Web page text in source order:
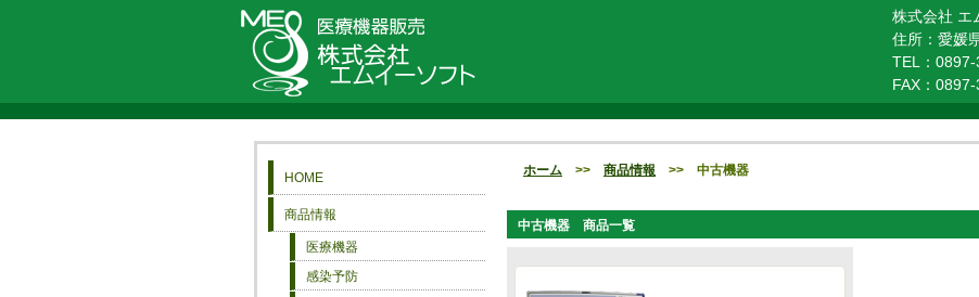
株式会社 エ
住所：愛媛
TEL：
FAX：
HOME
商品情報
医療機器
感染予防
ホーム >> 商品情報 >> 中古機器
中古機器 商品一覧